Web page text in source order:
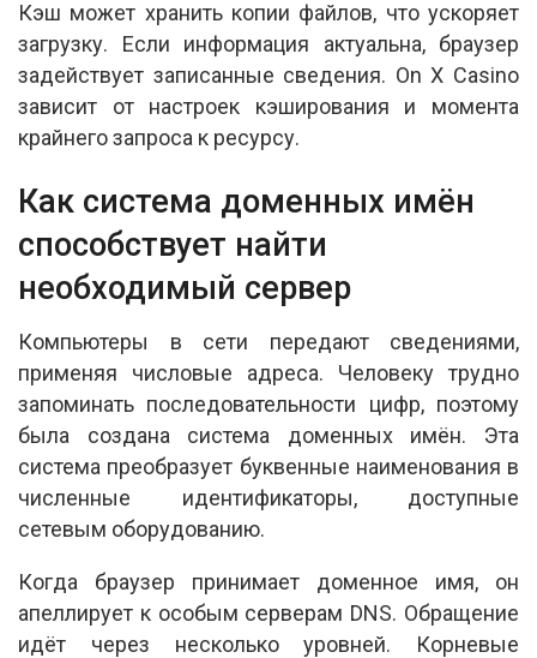
Кэш может хранить копии файлов, что ускоряет
загрузку. Если информация актуальна, браузер
задействует записанные сведения. On X Casino
зависит от настроек кэширования и момента
крайнего запроса к ресурсу.
Как система доменных имён
способствует найти
необходимый сервер
Компьютеры в сети передают сведениями,
применяя числовые адреса. Человеку трудно
запоминать последовательности цифр, поэтому
была создана система доменных имён. Эта
система преобразует буквенные наименования в
численные идентификаторы, доступные
сетевым оборудованию.
Когда браузер принимает доменное имя, он
апеллирует к особым серверам DNS. Обращение
идёт через несколько уровней. Корневые